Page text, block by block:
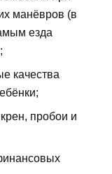
манёвров (в
езда
качества
пробои и